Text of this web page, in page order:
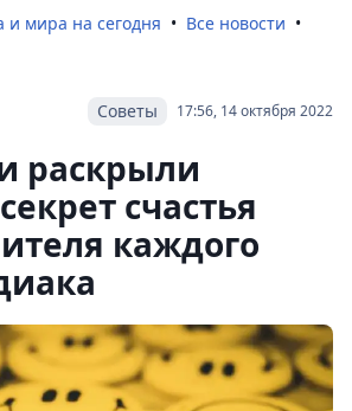
и мира на сегодня
Все новости
17:56, 14 октября 2022
Советы
раскрыли
счастья
каждого